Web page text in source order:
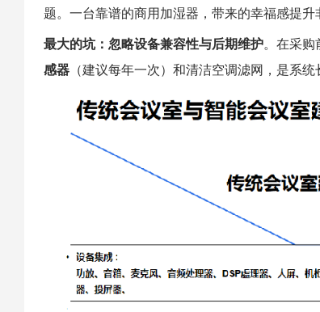
题。一台靠谱的商用加湿器，带来的幸福感提升
最大的坑：忽略设备兼容性与后期维护。在采购
感器 （建议每年一次）和清洁空调滤网，是系